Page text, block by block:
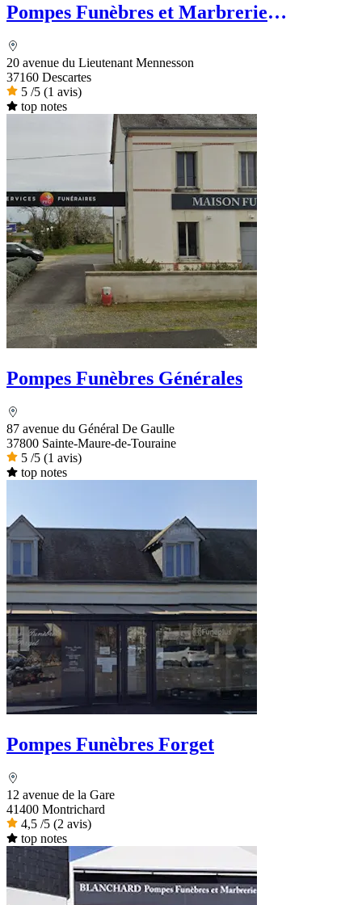
Pompes Funèbres et Marbrerie
20 avenue du Lieutenant Mennesson
37160 Descartes
5 /5 (1 avis)
top notes
Pompes Funèbres Générales
87 avenue du Général De Gaulle
37800 Sainte-Maure-de-Touraine
5 /5 (1 avis)
top notes
Pompes Funèbres Forget
12 avenue de la Gare
41400 Montrichard
4,5 /5 (2 avis)
top notes